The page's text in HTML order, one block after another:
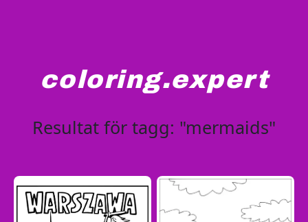
coloring.expert
Resultat för tagg: "mermaids"